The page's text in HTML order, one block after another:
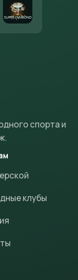
спорта и
клубы